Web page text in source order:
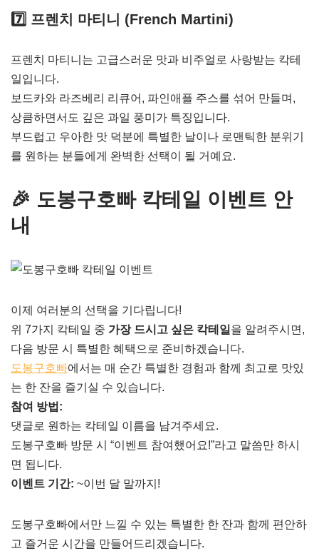
7️⃣ 프렌치 마티니 (French Martini)
프렌치 마티니는 고급스러운 맛과 비주얼로 사랑받는 칵테
일입니다.
보드카와 라즈베리 리큐어, 파인애플 주스를 섞어 만들며,
상큼하면서도 깊은 과일 풍미가 특징입니다.
부드럽고 우아한 맛 덕분에 특별한 날이나 로맨틱한 분위기
를 원하는 분들에게 완벽한 선택이 될 거예요.
🎉 도봉구호빠 칵테일 이벤트 안
내
이제 여러분의 선택을 기다립니다!
위 7가지 칵테일 중 가장 드시고 싶은 칵테일 을 알려주시면,
다음 방문 시 특별한 혜택으로 준비하겠습니다.
도봉구호빠에서는 매 순간 특별한 경험과 함께 최고로 맛있
는 한 잔을 즐기실 수 있습니다.
참여 방법:
댓글로 원하는 칵테일 이름을 남겨주세요.
도봉구호빠 방문 시 “이벤트 참여했어요!”라고 말씀만 하시
면 됩니다.
이벤트 기간: ~이번 달 말까지!
도봉구호빠에서만 느낄 수 있는 특별한 한 잔과 함께 편안하
고 즐거운 시간을 만들어드리겠습니다.